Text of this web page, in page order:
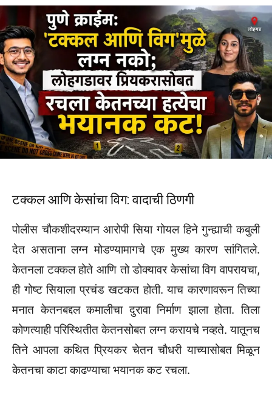
टक्कल आणि केसांचा विग: वादाची ठिणगी
पोलीस चौकशीदरम्यान आरोपी सिया गोयल हिने गुन्ह्याची कबुली
देत असताना लग्न मोडण्यामागचे एक मुख्य कारण सांगितले.
केतनला टक्कल होते आणि तो डोक्यावर केसांचा विग वापरायचा,
ही गोष्ट सियाला प्रचंड खटकत होती. याच कारणावरून तिच्या
मनात केतनबद्दल कमालीचा दुरावा निर्माण झाला होता. तिला
कोणत्याही परिस्थितीत केतनसोबत लग्न करायचे नव्हते. यातूनच
तिने आपला कथित प्रियकर चेतन चौधरी याच्यासोबत मिळून
केतनचा काटा काढण्याचा भयानक कट रचला.